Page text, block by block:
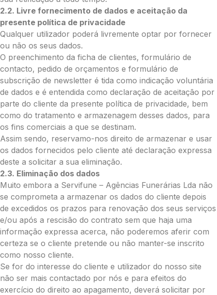
Envie Flores
Neste formulário, a nossa equipa entrará
em contacto para encontrar a melhor
forma de pagamento.
O que deseja enviar?
Ramo de Flores
Palma
Cruz
Coração
Coroa
Ramo de Flores:
Opção 1 (€25)
Opção 2 (€30)
Opção 3 (€35)
Opção 4 (€40)
Opção 5 (€45)
Opção 6 (€50)
Opção 7 (€55)
Opção 8 (€55)
Opção 9 (€65)
Palma:
2.2. Livre fornecimento de dados e aceitação da
presente política de privacidade
Qualquer utilizador poderá livremente optar por fornecer
ou não os seus dados.
O preenchimento da ficha de clientes, formulário de
contacto, pedido de orçamentos e formulário de
subscrição de newsletter é tida como indicação voluntária
de dados e é entendida como declaração de aceitação por
parte do cliente da presente política de privacidade, bem
como do tratamento e armazenagem desses dados, para
os fins comerciais a que se destinam.
Assim sendo, reservamo-nos direito de armazenar e usar
os dados fornecidos pelo cliente até declaração expressa
deste a solicitar a sua eliminação.
2.3. Eliminação dos dados
Muito embora a Servifune – Agências Funerárias Lda não
se comprometa a armazenar os dados do cliente depois
de excedidos os prazos para renovação dos seus serviços
e/ou após a rescisão do contrato sem que haja uma
informação expressa acerca, não poderemos aferir com
certeza se o cliente pretende ou não manter-se inscrito
como nosso cliente.
Se for do interesse do cliente e utilizador do nosso site
não ser mais contactado por nós e para efeitos do
exercício do direito ao apagamento, deverá solicitar por